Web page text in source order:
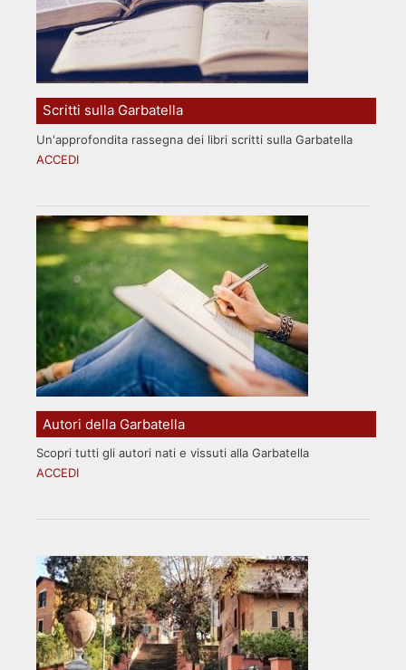
Scritti sulla Garbatella
Un'approfondita rassegna dei libri scritti sulla Garbatella
ACCEDI
Autori della Garbatella
Scopri tutti gli autori nati e vissuti alla Garbatella
ACCEDI